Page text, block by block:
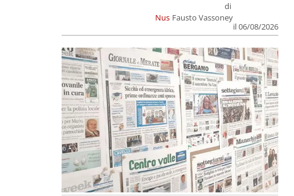
Nus
di
Fausto Vassoney
il 06/08/2026